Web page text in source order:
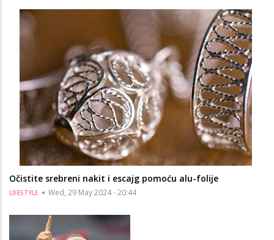
Očistite srebreni nakit i escajg pomoću alu-folije
LIFESTYLE Wed, 29 May 2024 - 20:44